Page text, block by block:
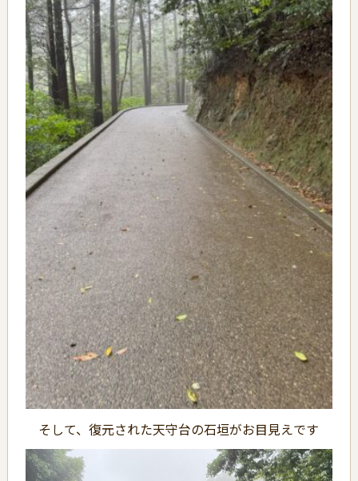
そして、復元された天守台の石垣がお目見えです